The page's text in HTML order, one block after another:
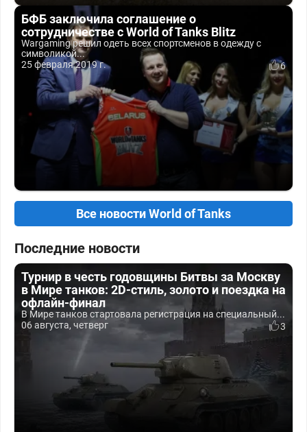
БФБ заключила соглашение о
сотрудничестве с World of Tanks Blitz
Wargaming решил одеть всех спортсменов в одежду с
символикой...
25 февраля 2019 г.
6
Все новости World of Tanks
Последние новости
Турнир в честь годовщины Битвы за Москву
в Мире танков: 2D-стиль, золото и поездка на
офлайн-финал
В Мире танков стартовала регистрация на специальный...
06 августа, четверг
3